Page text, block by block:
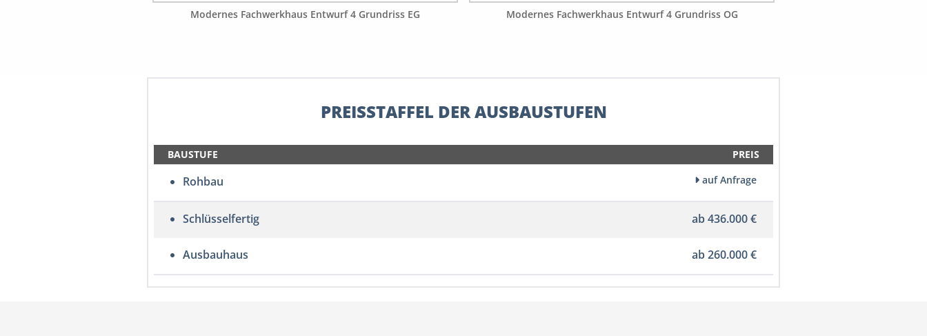
Modernes Fachwerkhaus Entwurf 4 Grundriss EG Modernes Fachwerkhaus Entwurf 4 Grundriss OG
PREISSTAFFEL DER AUSBAUSTUFEN
BAUSTUFE PREIS
Rohbau auf Anfrage
Schlüsselfertig ab 436.000 €
Ausbauhaus ab 260.000 €